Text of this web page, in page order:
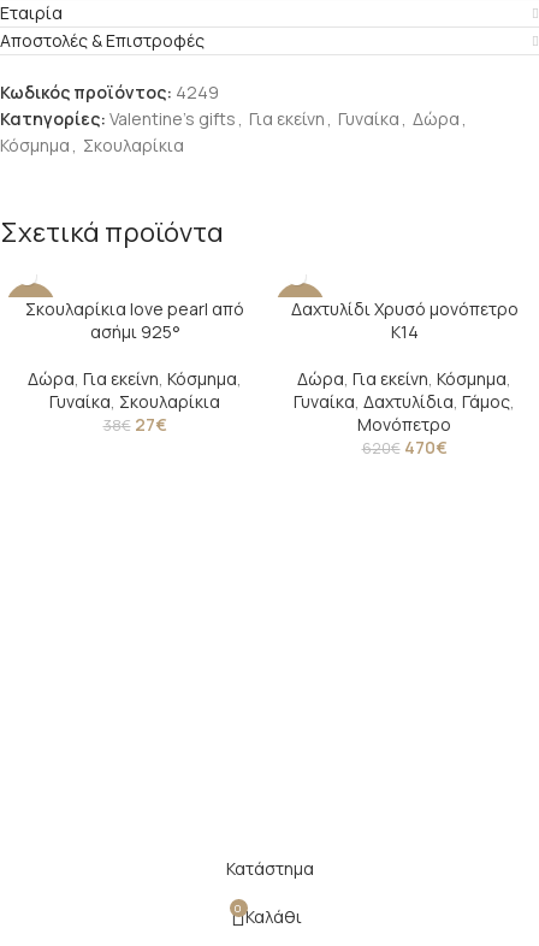
Εταιρία
Αποστολές & Επιστροφές
Κωδικός προϊόντος: 4249
Κατηγορίες: Valentine's gifts , Για εκείνη , Γυναίκα , Δώρα ,
Κόσμημα , Σκουλαρίκια
Σχετικά προϊόντα
-29%
Σκουλαρίκια love pearl από
ασήμι 925°
Δώρα, Για εκείνη, Κόσμημα,
Γυναίκα, Σκουλαρίκια
38€ 27€
-24%
Δαχτυλίδι Χρυσό μονόπετρο
Κ14
Δώρα, Για εκείνη, Κόσμημα,
Γυναίκα, Δαχτυλίδια, Γάμος,
Μονόπετρο
620€ 470€
Κατάστημα
0 Καλάθι